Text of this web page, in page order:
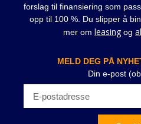
forslag til finansiering som
opp til 100 %. Du slipper å
mer om leasingog
MELD DEG PÅ
Din e-post